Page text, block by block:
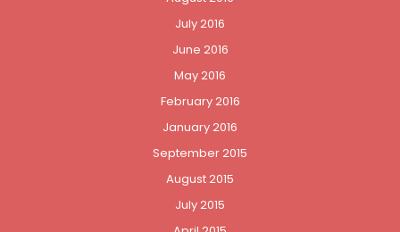
July 2016
June 2016
May 2016
February 2016
January 2016
September 2015
August 2015
July 2015